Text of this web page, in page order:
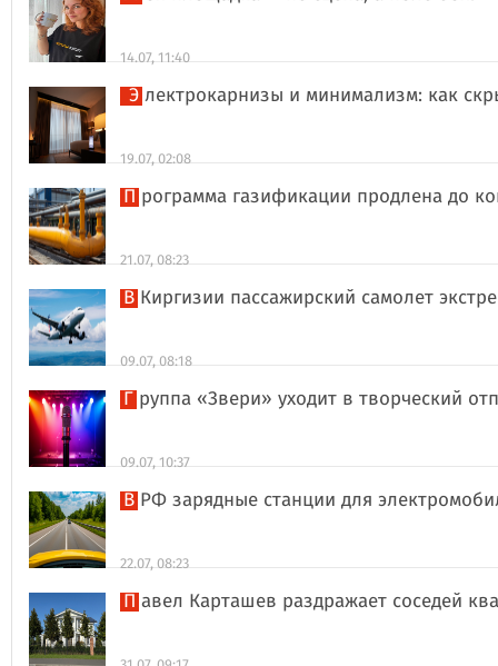
14.07, 11:40
Электрокарнизы и минимализм: как
19.07, 02:08
Программа газификации продлена до
21.07, 08:23
В Киргизии пассажирский самолет
09.07, 08:18
Группа «Звери» уходит в творческий
09.07, 10:37
В РФ зарядные станции для
22.07, 08:23
Павел Карташев раздражает соседей